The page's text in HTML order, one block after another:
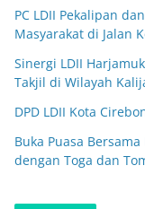
PC LDII Pekalipan
Masyarakat di Jalan
Sinergi LDII
Takjil di Wilayah
DPD LDII Kota
Buka Puasa
dengan Toga dan